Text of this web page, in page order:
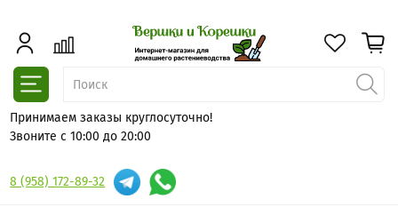
Принимаем заказы круглосуточно!
Звоните с 10:00 до 20:00
8 (958) 172-89-32